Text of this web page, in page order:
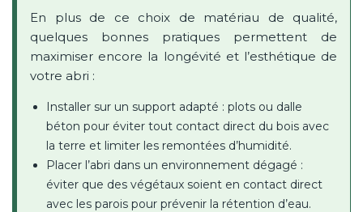
En plus de ce choix de matériau de qualité,
quelques bonnes pratiques permettent de
maximiser encore la longévité et l’esthétique de
votre abri :
Installer sur un support adapté : plots ou dalle
béton pour éviter tout contact direct du bois avec
la terre et limiter les remontées d’humidité.
Placer l’abri dans un environnement dégagé :
éviter que des végétaux soient en contact direct
avec les parois pour prévenir la rétention d’eau.